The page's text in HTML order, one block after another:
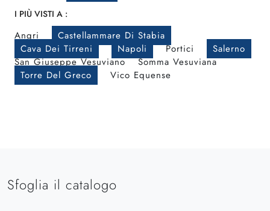
I PIÙ VISTI A :
Angri
Castellammare Di Stabia
Cava Dei Tirreni
Napoli Portici
Salerno
San Giuseppe Vesuviano
Somma Vesuviana
Torre Del Greco
Vico Equense
Sfoglia il catalogo